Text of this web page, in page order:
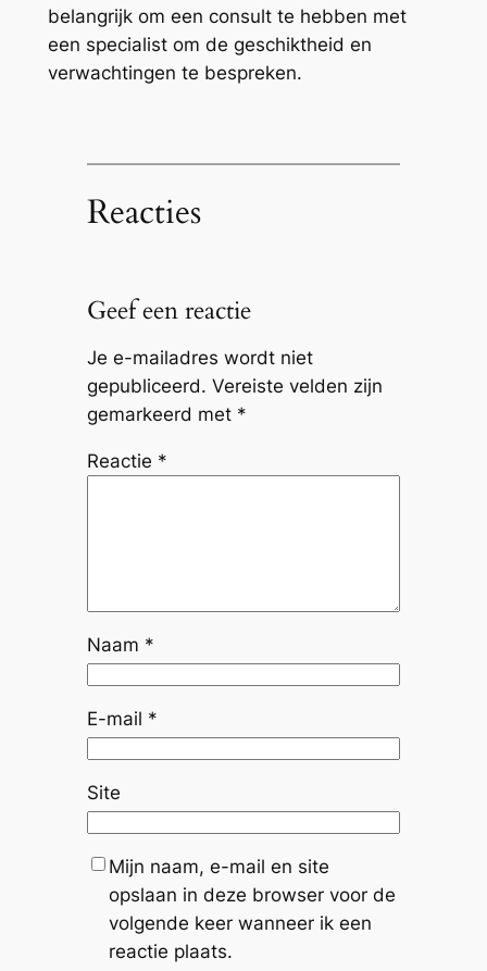
belangrijk om een consult te hebben met
een specialist om de geschiktheid en
verwachtingen te bespreken.
Reacties
Geef een reactie
Je e-mailadres wordt niet
gepubliceerd. Vereiste velden zijn
gemarkeerd met *
Reactie *
Naam *
E-mail *
Site
Mijn naam, e-mail en site
opslaan in deze browser voor de
volgende keer wanneer ik een
reactie plaats.